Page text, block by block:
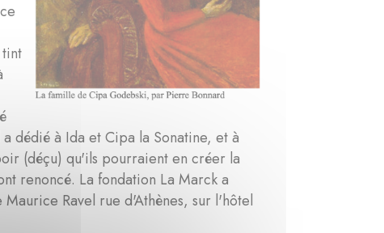
dédié à Ida et Cipa la Sonatine, et à
(déçu) qu'ils pourraient en créer la
renoncé. La fondation La Marck a
Ravel rue d'Athènes, sur l'hôtel